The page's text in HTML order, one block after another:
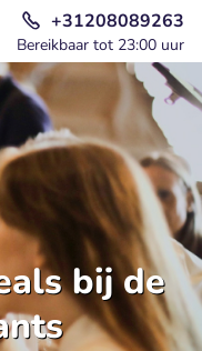
+31208089263
Bereikbaar tot 23:00 uur
bij de